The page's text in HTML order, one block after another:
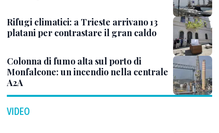
Rifugi climatici: a Trieste arrivano 13
platani per contrastare il gran caldo
Colonna di fumo alta sul porto di
Monfalcone: un incendio nella centrale
A2A
VIDEO